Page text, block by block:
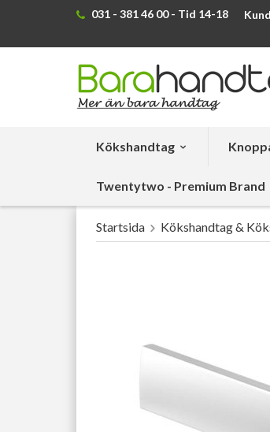
031 - 381 46 00 - Tid 14-18
Kökshandtag
Twentytwo - Premium Brand
Startsida Kökshandtag &